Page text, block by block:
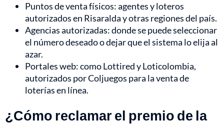
Puntos de venta físicos: agentes y loteros
autorizados en Risaralda y otras regiones del país.
Agencias autorizadas: donde se puede seleccionar
el número deseado o dejar que el sistema lo elija al
azar.
Portales web: como Lottired y Loticolombia,
autorizados por Coljuegos para la venta de
loterías en línea.
¿Cómo reclamar el premio de la